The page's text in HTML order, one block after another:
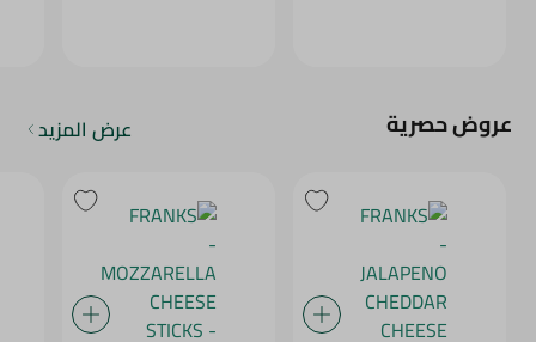
عروض حصرية عرض المزيد